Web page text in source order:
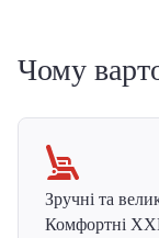
Чому
Зручні та
Комфортні